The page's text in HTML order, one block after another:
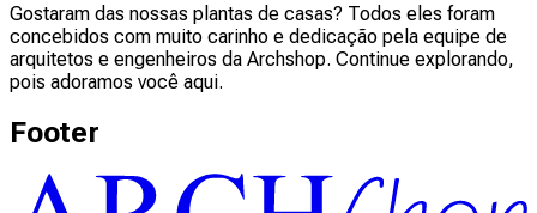
Gostaram das nossas plantas de casas? Todos eles foram
concebidos com muito carinho e dedicação pela equipe de
arquitetos e engenheiros da Archshop. Continue explorando,
pois adoramos você aqui.
Footer